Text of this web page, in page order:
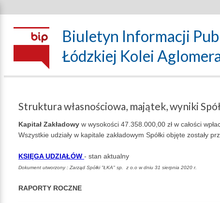
Biuletyn Informacji
Łódzkiej Kolei
Struktura własnościowa, majątek, wyniki
Kapitał Zakładowy w wysokości 47.358.000,00 zł w całości
Wszystkie udziały w kapitale zakładowym Spółki objęte zostały
KSIĘGA UDZIAŁÓW - stan aktualny
Dokument utworzony : Zarząd Spółki "ŁKA" sp. z o.o w dniu 31 sierpnia 2020 r.
RAPORTY ROCZNE